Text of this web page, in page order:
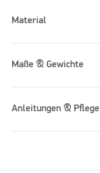
Material
Maße & Gewichte
Anleitungen & Pflege